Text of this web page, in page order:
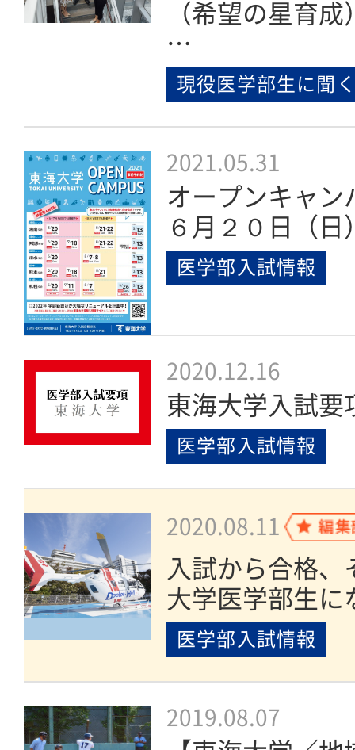
現役医学部生に聞
（希望の星育
…
医学部入試情報
2021.05.31
オープンキャン
６月２０日（
医学部入試情報
2020.12.16
東海大学入試要
医学部入試情報
2020.08.11
入試から合格、
大学医学部生に
2019.08.07